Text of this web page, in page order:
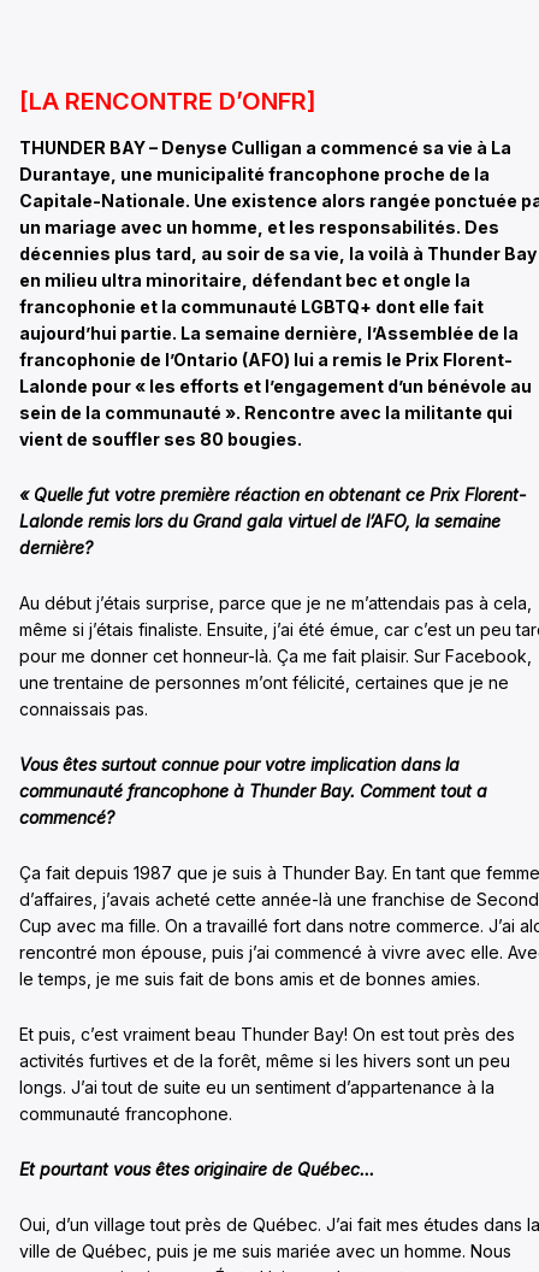
[LA RENCONTRE D’ONFR]
THUNDER BAY – Denyse Culligan a commencé sa vie à La
Durantaye, une municipalité francophone proche de la
Capitale-Nationale. Une existence alors rangée ponctuée
un mariage avec un homme, et les responsabilités. Des
décennies plus tard, au soir de sa vie, la voilà à Thunder Bay
en milieu ultra minoritaire, défendant bec et ongle la
francophonie et la communauté LGBTQ+ dont elle fait
aujourd’hui partie. La semaine dernière, l’Assemblée de la
francophonie de l’Ontario (AFO) lui a remis le Prix Florent-
Lalonde pour « les efforts et l’engagement d’un bénévole au
sein de la communauté ». Rencontre avec la militante qui
vient de souffler ses 80 bougies.
« Quelle fut votre première réaction en obtenant ce Prix Florent-
Lalonde remis lors du Grand gala virtuel de l’AFO, la semaine
dernière?
Au début j’étais surprise, parce que je ne m’attendais pas à cela,
même si j’étais finaliste. Ensuite, j’ai été émue, car c’est un peu
pour me donner cet honneur-là. Ça me fait plaisir. Sur Facebook,
une trentaine de personnes m’ont félicité, certaines que je ne
connaissais pas.
Vous êtes surtout connue pour votre implication dans la
communauté francophone à Thunder Bay. Comment tout a
commencé?
Ça fait depuis 1987 que je suis à Thunder Bay. En tant que femme
d’affaires, j’avais acheté cette année-là une franchise de Second
Cup avec ma fille. On a travaillé fort dans notre commerce. J’ai
rencontré mon épouse, puis j’ai commencé à vivre avec elle.
le temps, je me suis fait de bons amis et de bonnes amies.
Et puis, c’est vraiment beau Thunder Bay! On est tout près des
activités furtives et de la forêt, même si les hivers sont un peu
longs. J’ai tout de suite eu un sentiment d’appartenance à la
communauté francophone.
Et pourtant vous êtes originaire de Québec…
Oui, d’un village tout près de Québec. J’ai fait mes études dans la
ville de Québec, puis je me suis mariée avec un homme. Nous